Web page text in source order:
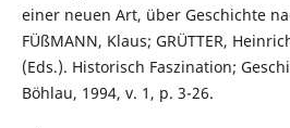
einer neuen Art, über Geschichte
FÜßMANN, Klaus; GRÜTTER,
(Eds.). Historisch Faszination;
Böhlau, 1994, v. 1, p. 3-26.